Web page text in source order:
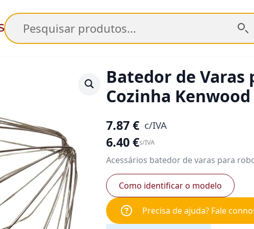
Pesquisar
Batedor de Varas
Cozinha Kenwood
7.87€ c/IVA
6.40€s/IVA
Acessários batedor de varas para
Como identificar o modelo
Precisa de ajuda? Fale